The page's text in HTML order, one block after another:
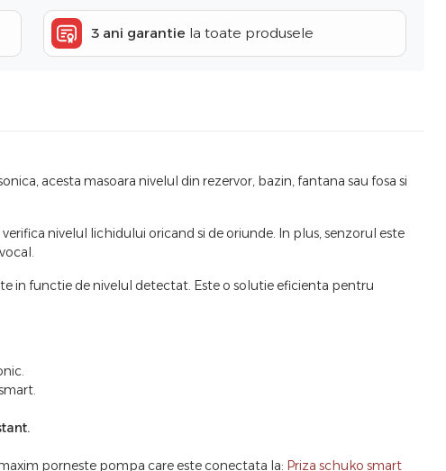
3 ani garantie la toate produsele
acesta masoara nivelul din rezervor, bazin, fantana sau fosa si
nivelul lichidului oricand si de oriunde. In plus, senzorul este
in functie de nivelul detectat. Este o solutie eficienta pentru
porneste pompa care este conectata la: Priza schuko smart